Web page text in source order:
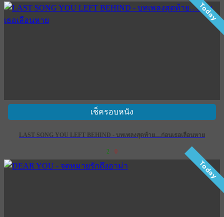
Today
เช็ครอบหนัง
LAST SONG YOU LEFT BEHIND - บทเพลงสุดท้าย…ก่อนเธอเลือนหาย
2 0
Today